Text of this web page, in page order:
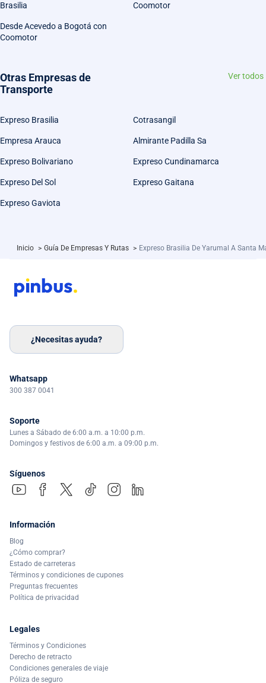
Brasilia
Coomotor
Desde Acevedo a Bogotá con
Coomotor
Otras Empresas de
Transporte
Ver todos
Expreso Brasilia Cotrasangil
Empresa Arauca Almirante Padilla Sa
Expreso Bolivariano Expreso Cundinamarca
Expreso Del Sol Expreso Gaitana
Expreso Gaviota
Inicio > Guía De Empresas Y Rutas > Expreso Brasilia De Yarumal A Santa
¿Necesitas ayuda?
Whatsapp
300 387 0041
Soporte
Lunes a Sábado de 6:00 a.m. a 10:00 p.m.
Domingos y festivos de 6:00 a.m. a 09:00 p.m.
Síguenos
Información
Blog
¿Cómo comprar?
Estado de carreteras
Términos y condiciones de cupones
Preguntas frecuentes
Política de privacidad
Legales
Términos y Condiciones
Derecho de retracto
Condiciones generales de viaje
Póliza de seguro